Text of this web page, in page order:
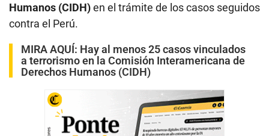
Humanos (CIDH)en el trámite de los casos seguidos
contra el Perú.
MIRA AQUÍ: Hay al menos 25 casos vinculados
a terrorismo en la Comisión Interamericana de
Derechos Humanos (CIDH)